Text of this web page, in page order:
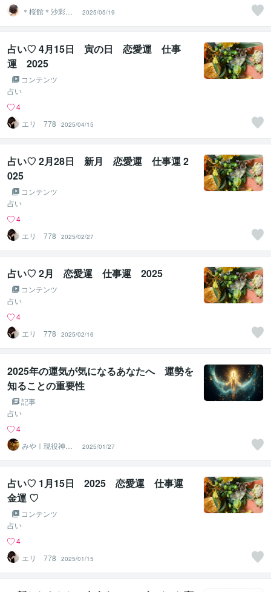
＊桜館＊沙彩
（さあや）
2025/05/19
占い♡ 4月15日 寅の日 恋愛運 仕事
運 2025
コンテンツ
占い
4
エリ 778
2025/04/15
占い♡ 2月28日 新月 恋愛運 仕事運 2
025
コンテンツ
占い
4
エリ 778
2025/02/27
占い♡ 2月 恋愛運 仕事運 2025
コンテンツ
占い
4
エリ 778
2025/02/16
2025年の運気が気になるあなたへ 運勢を
知ることの重要性
記事
占い
4
みや｜現役神主■
鑑定 お祓い専門
2025/01/27
占い♡ 1月15日 2025 恋愛運 仕事運
金運 ♡
コンテンツ
占い
4
エリ 778
2025/01/15